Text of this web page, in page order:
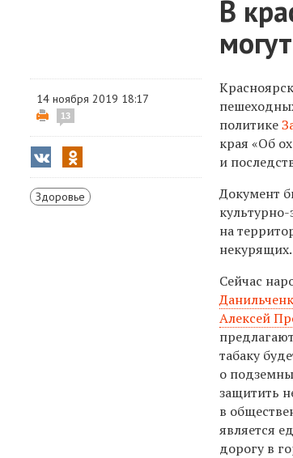
В
14 ноября 2019 18:17
13
Здоровье
политике
края «Об
и
Документ
на
некурящих.
Сейчас
Алексей
табаку
о
защитить
в
является
дорогу в